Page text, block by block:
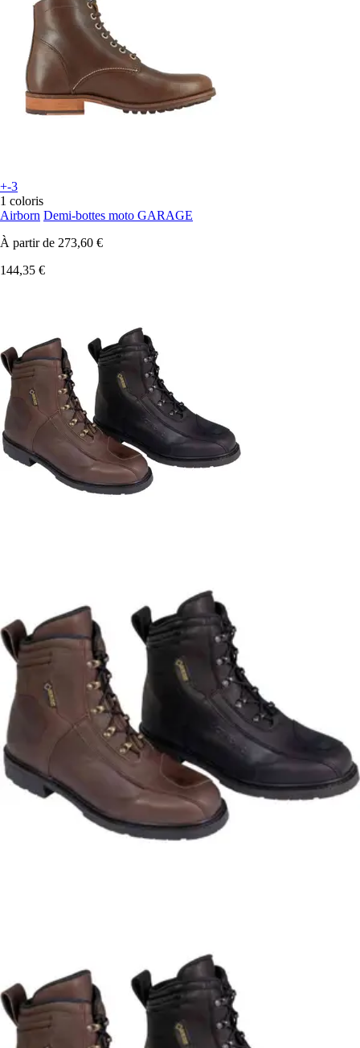
+-3
1 coloris
Airborn Demi-bottes moto GARAGE
À partir de 273,60 €
144,35 €